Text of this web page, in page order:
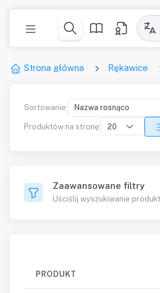
Strona główna Rękawice
Sortowanie:
Produktów na stronę:
Zaawansowane filtry
Uściślij wyszukiwanie
PRODUKT